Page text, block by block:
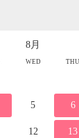
8月
WED THU
5 6
12 13